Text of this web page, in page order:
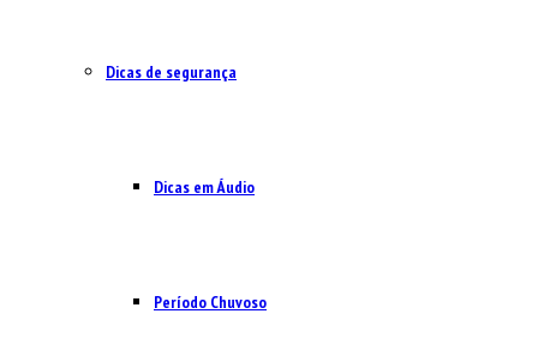
Dicas de segurança
Dicas em Áudio
Período Chuvoso